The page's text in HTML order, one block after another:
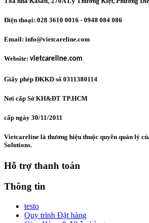
Điện thoại: 028 3610 0016 - 0948 084 086
Email: info@vietcareline.com
Website: vietcareline.com
Giấy phép ĐKKD số 0311380114
Nơi cấp Sở KH&ĐT TP.HCM
cấp ngày 30/11/2011
Vietcareline là thương hiệu thuộc quyền quản lý
Solutions.
Hỗ trợ thanh toán
Thông tin
testo
Quy trình Đặt hàng